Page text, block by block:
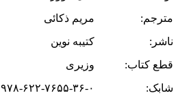
مترجم:
مریم ذکائی
ناشر:
کتیبه نوین
قطع کتاب:
وزیری
شابک:
۹۷۸-۶۲۲-۷۶۵۵-۳۶-۰